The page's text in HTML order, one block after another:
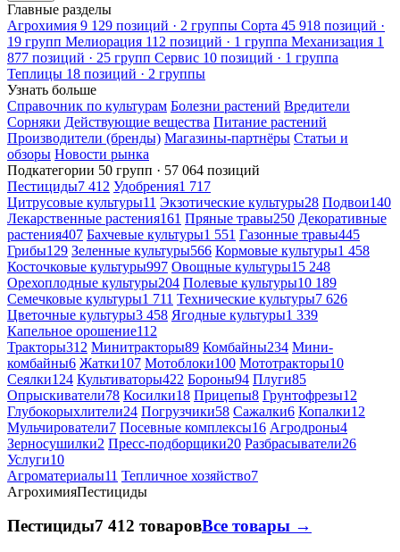
Главные разделы
Агрохимия 9 129 позиций · 2 группы Сорта 45 918 позиций ·
19 групп Мелиорация 112 позиций · 1 группа Механизация 1
877 позиций · 25 групп Сервис 10 позиций · 1 группа
Теплицы 18 позиций · 2 группы
Узнать больше
Справочник по культурам Болезни растений Вредители
Сорняки Действующие вещества Питание растений
Производители (бренды) Магазины-партнёры Статьи и
обзоры Новости рынка
Подкатегории 50 групп · 57 064 позиций
Пестициды7 412 Удобрения1 717
Цитрусовые культуры11 Экзотические культуры28 Подвои140
Лекарственные растения161 Пряные травы250 Декоративные
растения407 Бахчевые культуры1 551 Газонные травы445
Грибы129 Зеленные культуры566 Кормовые культуры1 458
Косточковые культуры997 Овощные культуры15 248
Орехоплодные культуры204 Полевые культуры10 189
Семечковые культуры1 711 Технические культуры7 626
Цветочные культуры3 458 Ягодные культуры1 339
Капельное орошение112
Тракторы312 Минитракторы89 Комбайны234 Мини-
комбайны6 Жатки107 Мотоблоки100 Мототракторы10
Сеялки124 Культиваторы422 Бороны94 Плуги85
Опрыскиватели78 Косилки18 Прицепы8 Грунтофрезы12
Глубокорыхлители24 Погрузчики58 Сажалки6 Копалки12
Мульчирователи7 Посевные комплексы16 Агродроны4
Зерносушилки2 Пресс-подборщики20 Разбрасыватели26
Услуги10
Агроматериалы11 Тепличное хозяйство7
АгрохимияПестициды
Пестициды7 412 товаровВсе товары →